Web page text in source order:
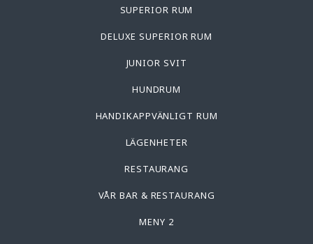
SUPERIOR RUM
DELUXE SUPERIOR RUM
JUNIOR SVIT
HUNDRUM
HANDIKAPPVÄNLIGT RUM
LÄGENHETER
RESTAURANG
VÅR BAR & RESTAURANG
MENY 2